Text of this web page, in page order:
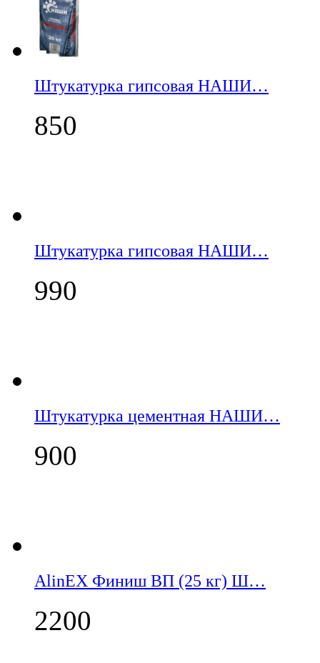
Штукатурка гипсовая НАШИ…
850
Штукатурка гипсовая НАШИ…
990
Штукатурка цементная НАШИ…
900
AlinEX Финиш ВП (25 кг) Ш…
2200